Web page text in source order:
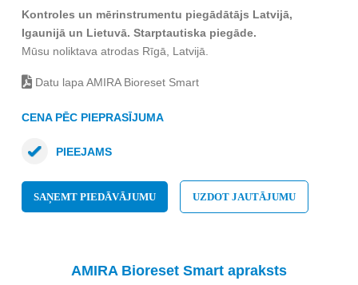
Kontroles un mērinstrumentu piegādātājs Latvijā,
Igaunijā un Lietuvā. Starptautiska piegāde.
Mūsu noliktava atrodas Rīgā, Latvijā.
Datu lapa AMIRA Bioreset Smart
CENA PĒC PIEPRASĪJUMA
PIEEJAMS
SAŅEMT PIEDĀVĀJUMU UZDOT JAUTĀJUMU
AMIRA Bioreset Smart apraksts